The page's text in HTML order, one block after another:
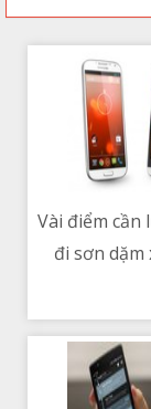
Vài điểm cần
đi sơn dặm